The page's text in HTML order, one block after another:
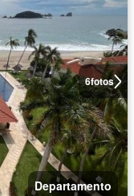
6fotos
Departamento